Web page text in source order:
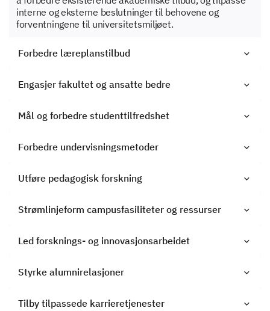
interne og eksterne beslutninger til behovene og
forventningene til universitetsmiljøet.
Forbedre læreplanstilbud
Engasjer fakultet og ansatte bedre
Mål og forbedre studenttilfredshet
Forbedre undervisningsmetoder
Utføre pedagogisk forskning
Strømlinjeform campusfasiliteter og ressurser
Led forsknings- og innovasjonsarbeidet
Styrke alumnirelasjoner
Tilby tilpassede karrieretjenester